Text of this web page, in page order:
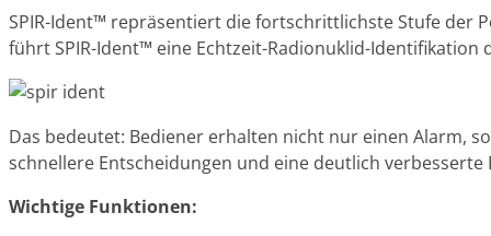
SPIR-Ident™ repräsentiert die fortschrittlichste Stufe der
führt SPIR-Ident™ eine Echtzeit-Radionuklid-
Das bedeutet: Bediener erhalten nicht nur einen Alarm,
schnellere Entscheidungen und eine deutlich verbesserte
Wichtige Funktionen: